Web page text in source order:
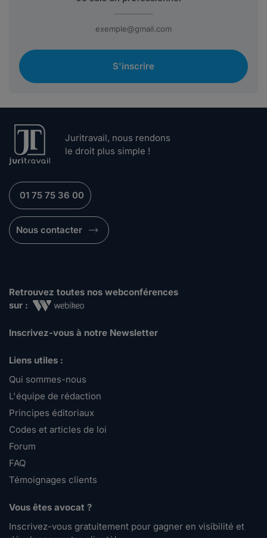
S'inscrire
Juritravail, nous rendons
le droit plus simple !
01 75 75 36 00
Nous contacter
Retrouvez toutes nos webconférences
sur :
Inscrivez-vous à notre Newsletter
Liens utiles :
Qui sommes-nous
L'équipe de rédaction
Principes éditoriaux
Codes et articles de loi
Forum
FAQ
Témoignages clients
Vous êtes avocat ?
Inscrivez-vous gratuitement pour gagner en visibilité et